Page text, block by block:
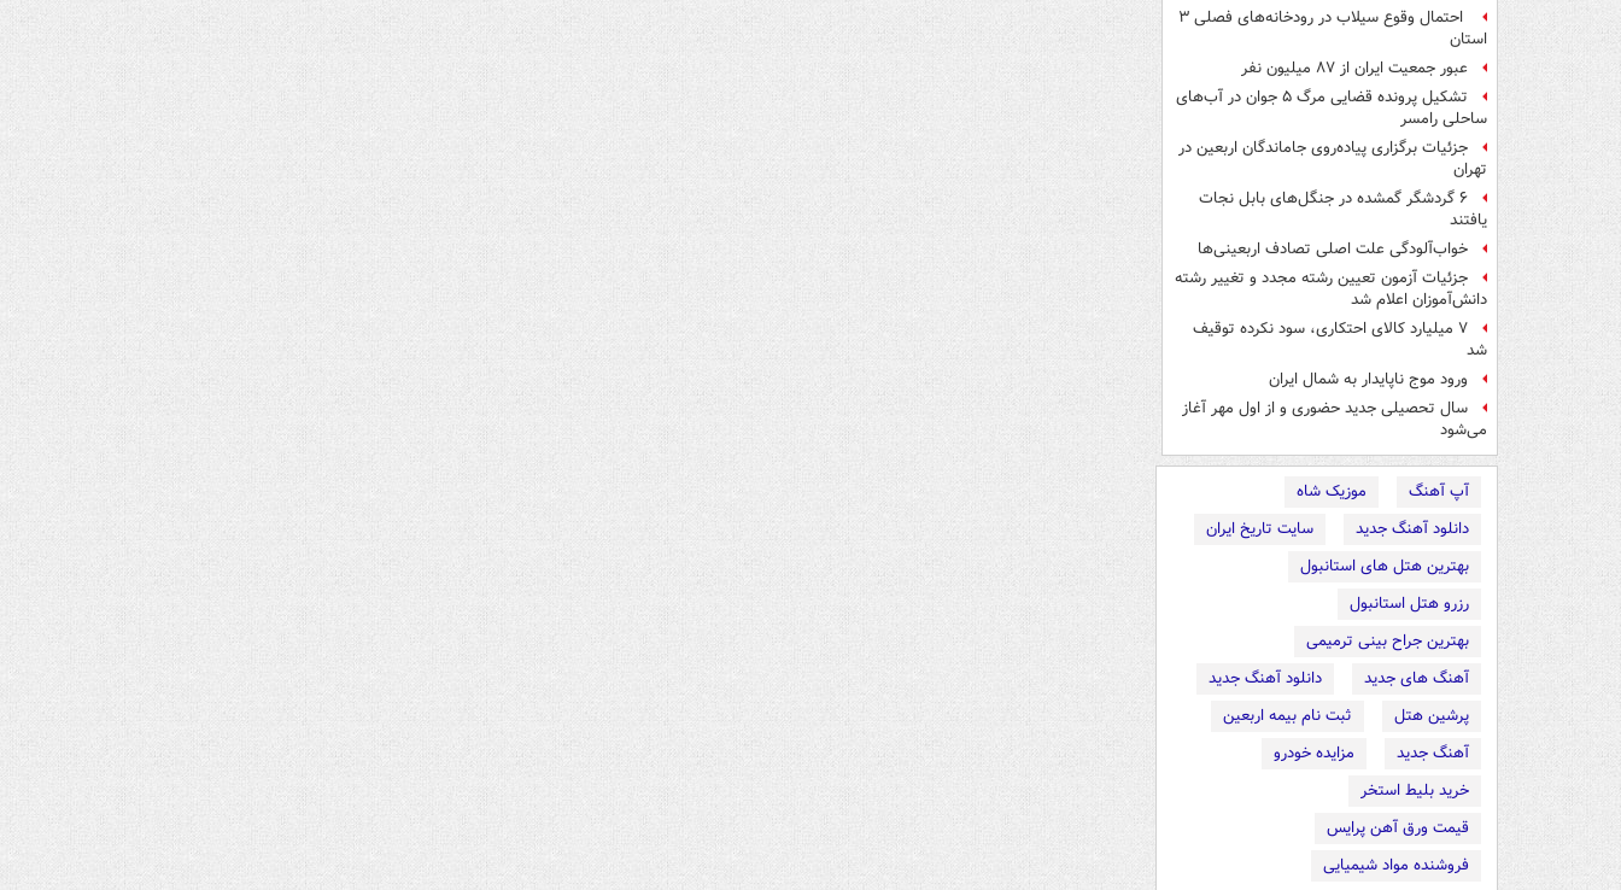
احتمال وقوع سیلاب در رودخانه‌های فصلی ۳
استان
عبور جمعیت ایران از ۸۷ میلیون نفر
تشکیل پرونده قضایی مرگ ۵ جوان در آب‌های
ساحلی رامسر
جزئیات برگزاری پیاده‌روی جاماندگان اربعین در
تهران
۶ گردشگر گمشده در جنگل‌های بابل نجات
یافتند
خواب‌آلودگی علت اصلی تصادف اربعینی‌ها
جزئیات آزمون تعیین رشته مجدد و تغییر رشته
دانش‌آموزان اعلام شد
۷ میلیارد کالای احتکاری، سود نکرده توقیف
شد
ورود موج ناپایدار به شمال ایران
سال تحصیلی جدید حضوری و از اول مهر آغاز
می‌شود
آپ آهنگ
موزیک شاه
دانلود آهنگ جدید
سایت تاریخ ایران
بهترین هتل های استانبول
رزرو هتل استانبول
بهترین جراح بینی ترمیمی
آهنگ های جدید
دانلود آهنگ جدید
پرشین هتل
ثبت نام بیمه اربعین
آهنگ جدید
مزایده خودرو
خرید بلیط استخر
قیمت ورق آهن پرایس
فروشنده مواد شیمیایی